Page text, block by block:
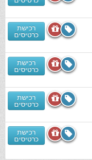
רכישת
כרטיסים
רכישת
כרטיסים
רכישת
כרטיסים
רכישת
כרטיסים